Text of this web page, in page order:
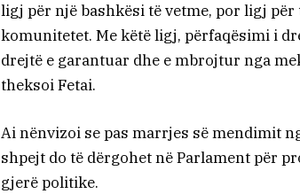
ligj për një bashkësi të vetme, por ligj
komunitetet. Me këtë ligj, përfaqësimi i
drejtë e garantuar dhe e mbrojtur nga
theksoi Fetai.
Ai nënvizoi se pas marrjes së mendimit
shpejt do të dërgohet në Parlament për
gjerë politike.